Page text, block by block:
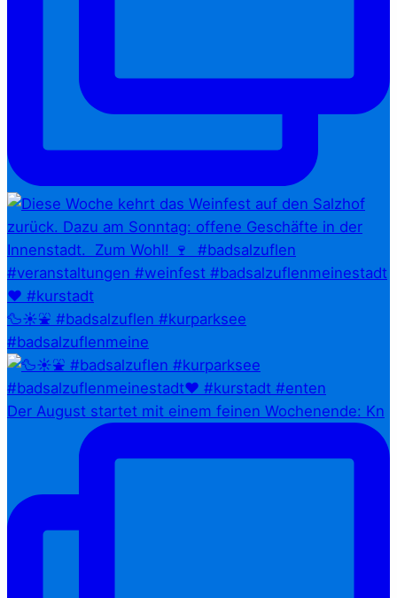
🦆☀️⛲ #badsalzuflen #kurparksee
#badsalzuflenmeine
Der August startet mit einem feinen Wochenende: Kn